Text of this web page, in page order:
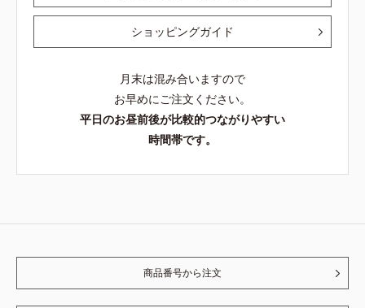
ショッピングガイド
月末は混み合いますので
お早めにご注文ください。
平日のお昼前後が比較的つながりやすい
時間帯です。
商品番号から注文